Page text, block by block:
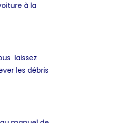
à la
laissez
les débris